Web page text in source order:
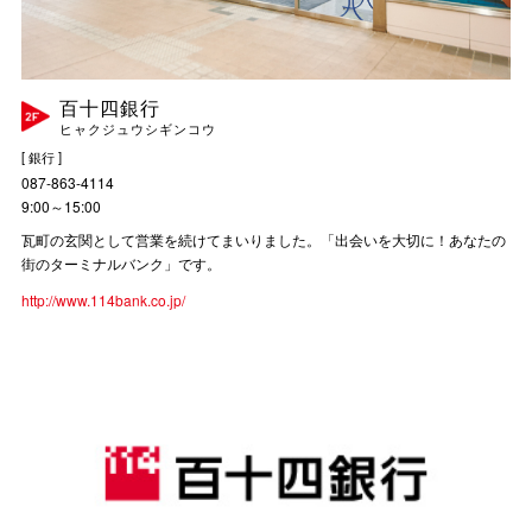
百十四銀行
ヒャクジュウシギンコウ
[ 銀行 ]
087-863-4114
9:00～15:00
瓦町の玄関として営業を続けてまいりました。「出会いを大切に！あなたの
街のターミナルバンク」です。
http://www.114bank.co.jp/